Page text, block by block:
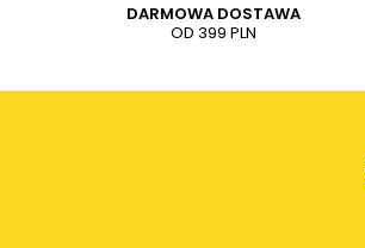
DARMOWA DOSTAWA
OD 399 PLN